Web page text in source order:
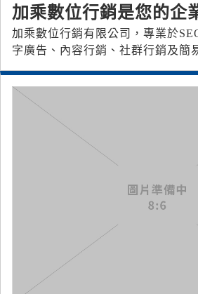
加乘數位行銷是您的企
加乘數位行銷有限公司，專業於
字廣告、內容行銷、社群行銷及簡